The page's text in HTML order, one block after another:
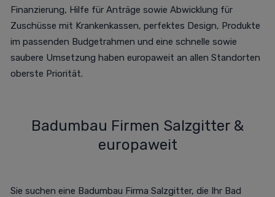
Finanzierung, Hilfe für Anträge sowie Abwicklung für
Zuschüsse mit Krankenkassen, perfektes Design, Produkte
im passenden Budgetrahmen und eine schnelle sowie
saubere Umsetzung haben europaweit an allen Standorten
oberste Priorität.
Badumbau Firmen Salzgitter &
europaweit
Sie suchen eine Badumbau Firma Salzgitter, die Ihr Bad